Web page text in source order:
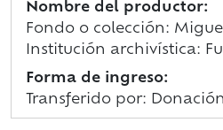
Nombre del productor:
Fondo o colección:
Institución archivística:
Forma de ingreso:
Transferido por: